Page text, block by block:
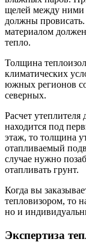
щелей между ними
должны
материалом
тепло.
Толщина
климатических
южных регионов
северных.
Расчет утеплителя
находится под
этаж, то толщина
отапливаемый
случае нужно
отапливать грунт.
Когда вы
тепловизором, то
но и
Экспертиза